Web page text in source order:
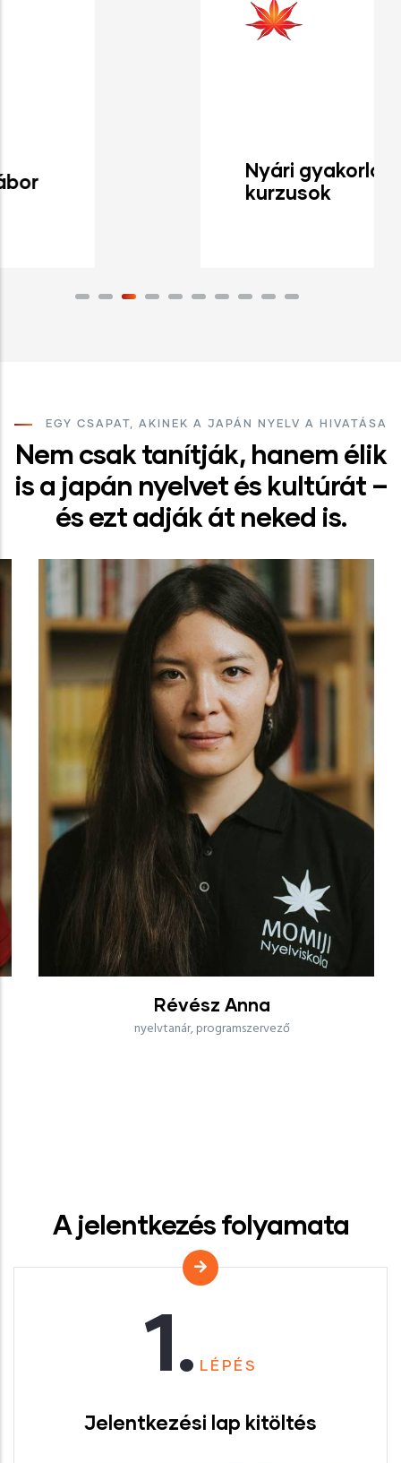
EGY CSAPAT, AKINEK A JAPÁN NYELV A HIVATÁSA
Nem csak tanítják, hanem élik
is a japán nyelvet és kultúrát –
és ezt adják át neked is.
Révész Anna
nyelvtanár, programszervező
A jelentkezés folyamata
1. LÉPÉS
Jelentkezési lap kitöltés